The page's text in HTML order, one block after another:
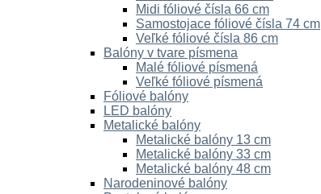
Midi fóliové čísla 66 cm
Samostojace fóliové čísla 74 cm
Veľké fóliové čísla 86 cm
Balóny v tvare písmena
Malé fóliové písmená
Veľké fóliové písmená
Fóliové balóny
LED balóny
Metalické balóny
Metalické balóny 13 cm
Metalické balóny 33 cm
Metalické balóny 48 cm
Narodeninové balóny